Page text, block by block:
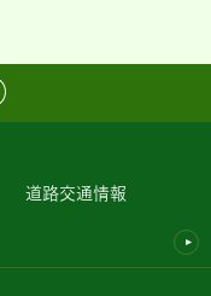
道路交通情報